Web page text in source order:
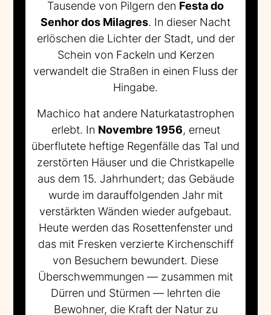
Tausende von Pilgern den Festa do
Senhor dos Milagres. In dieser Nacht
erlöschen die Lichter der Stadt, und der
Schein von Fackeln und Kerzen
verwandelt die Straßen in einen Fluss der
Hingabe.
Machico hat andere Naturkatastrophen
erlebt. In Novembre 1956, erneut
überflutete heftige Regenfälle das Tal und
zerstörten Häuser und die Christkapelle
aus dem 15. Jahrhundert; das Gebäude
wurde im darauffolgenden Jahr mit
verstärkten Wänden wieder aufgebaut.
Heute werden das Rosettenfenster und
das mit Fresken verzierte Kirchenschiff
von Besuchern bewundert. Diese
Überschwemmungen — zusammen mit
Dürren und Stürmen — lehrten die
Bewohner, die Kraft der Natur zu